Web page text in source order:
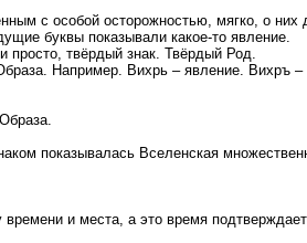
с особой осторожностью, мягко, о них
буквы показывали какое-то явление.
просто, твёрдый знак. Твёрдый Род.
Например. Вихрь – явление.
показывалась Вселенская
и места, а это время